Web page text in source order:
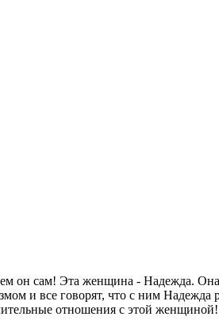
сам! Эта женщина - Надежда. Она
и все говорят, что с ним
отношения с этой